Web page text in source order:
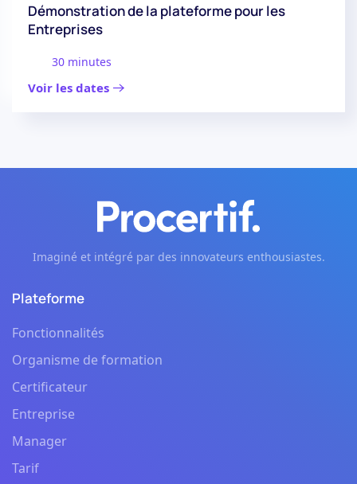
Démonstration de la plateforme pour les
Entreprises
30 minutes
Voir les dates
Imaginé et intégré par des innovateurs enthousiastes.
Plateforme
Fonctionnalités
Organisme de formation
Certificateur
Entreprise
Manager
Tarif